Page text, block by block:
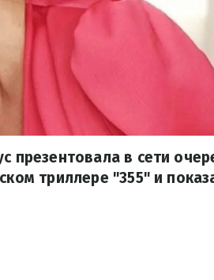
презентовала в сети
триллере "355" и